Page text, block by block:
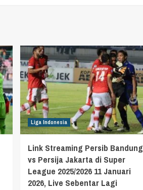
Liga Indonesia
Link Streaming Persib Bandung
vs Persija Jakarta di Super
League 2025/2026 11 Januari
2026, Live Sebentar Lagi